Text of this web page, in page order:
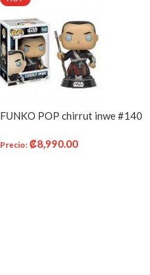
FUNKO POP chirrut inwe #140
Precio: ₡8,990.00